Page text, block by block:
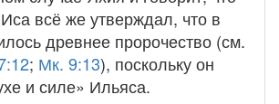
всё же утверждал, что в
древнее пророчество (см.
; Мк. 9:13), поскольку он
и силе» Ильяса.